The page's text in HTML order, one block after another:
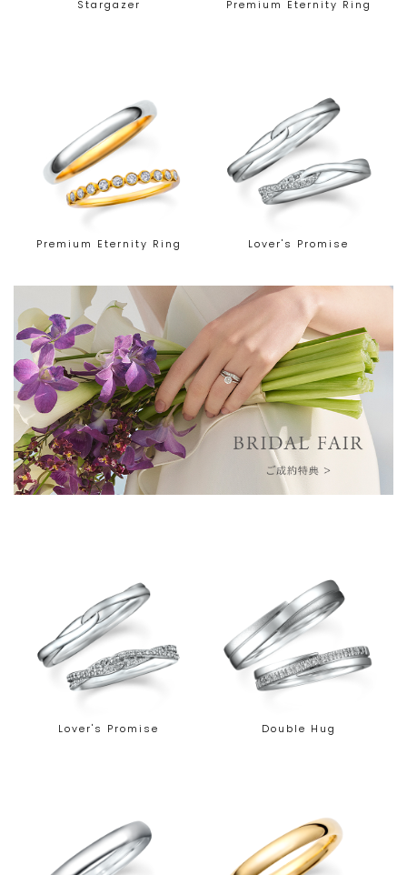
Stargazer Premium Eternity Ring
Premium Eternity Ring Lover's Promise
Lover's Promise Double Hug